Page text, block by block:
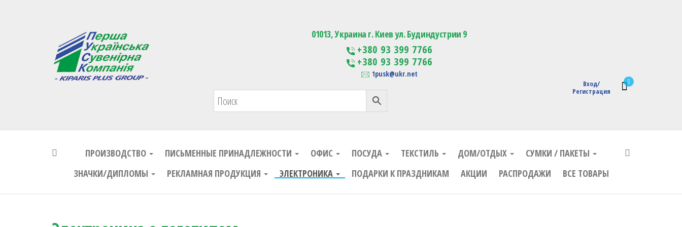
Первая Украинская Сувенирная Компания Изготовление сувенирной продукции с логотипом
0
Вход/
Регистрация
01013, Украина г. Киев ул. Будиндустрии 9
+380 93 399 7766
+380 93 399 7766
1pusk@ukr.net
ПРОИЗВОДСТВО ПИСЬМЕННЫЕ ПРИНАДЛЕЖНОСТИ ОФИС ПОСУДА ТЕКСТИЛЬ ДОМ/ОТДЫХ
СУМКИ / ПАКЕТЫ
ЗНАЧКИ/ДИПЛОМЫ
РЕКЛАМНАЯ ПРОДУКЦИЯ ЭЛЕКТРОНИКА ПОДАРКИ К ПРАЗДНИКАМ АКЦИИ РАСПРОДАЖИ ВСЕ ТОВАРЫ